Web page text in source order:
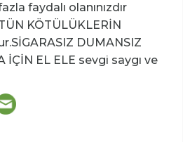
faydalı olanınızdır
KÖTÜLÜKLERİN
DUMANSIZ
İÇİN EL ELE sevgi saygı ve